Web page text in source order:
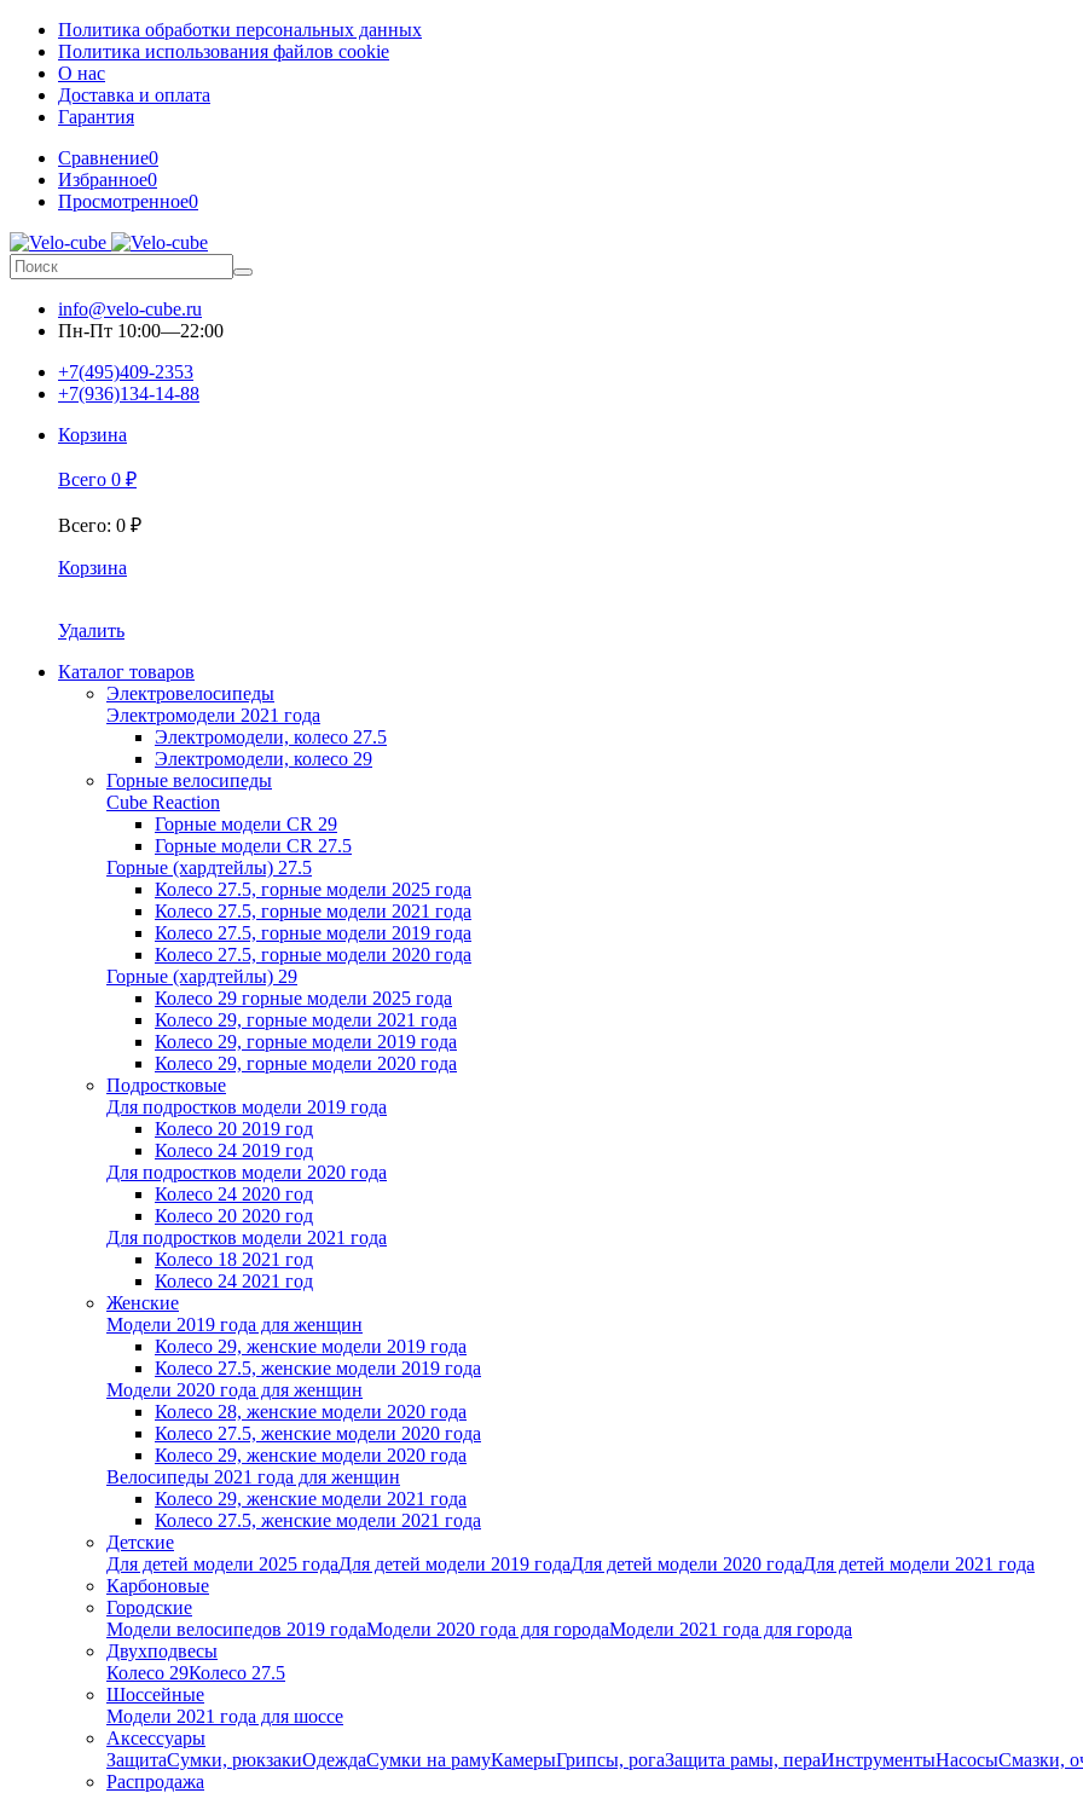
Политика обработки персональных данных
Политика использования файлов cookie
О нас
Доставка и оплата
Гарантия
Сравнение0
Избранное0
Просмотренное0
info@velo-cube.ru
Пн-Пт 10:00—22:00
+7(495)409-2353
+7(936)134-14-88
Корзина
Всего 0 ₽
Всего: 0 ₽
Корзина
Удалить
Каталог товаров
Электровелосипеды
Электромодели 2021 года
Электромодели, колесо 27.5
Электромодели, колесо 29
Горные велосипеды
Cube Reaction
Горные модели CR 29
Горные модели CR 27.5
Горные (хардтейлы) 27.5
Колесо 27.5, горные модели 2025 года
Колесо 27.5, горные модели 2021 года
Колесо 27.5, горные модели 2019 года
Колесо 27.5, горные модели 2020 года
Горные (хардтейлы) 29
Колесо 29 горные модели 2025 года
Колесо 29, горные модели 2021 года
Колесо 29, горные модели 2019 года
Колесо 29, горные модели 2020 года
Подростковые
Для подростков модели 2019 года
Колесо 20 2019 год
Колесо 24 2019 год
Для подростков модели 2020 года
Колесо 24 2020 год
Колесо 20 2020 год
Для подростков модели 2021 года
Колесо 18 2021 год
Колесо 24 2021 год
Женскиe
Модели 2019 года для женщин
Колесо 29, женские модели 2019 года
Колесо 27.5, женские модели 2019 года
Модели 2020 года для женщин
Колесо 28, женские модели 2020 года
Колесо 27.5, женские модели 2020 года
Колесо 29, женские модели 2020 года
Велосипеды 2021 года для женщин
Колесо 29, женские модели 2021 года
Колесо 27.5, женские модели 2021 года
Детские
Для детей модели 2025 годаДля детей модели 2019 годаДля детей модели 2020 годаДля детей модели 2021 года
Карбоновые
Городские
Модели велосипедов 2019 годаМодели 2020 года для городаМодели 2021 года для города
Двухподвесы
Колесо 29Колесо 27.5
Шоссейные
Модели 2021 года для шоссе
Аксессуары
ЗащитаСумки, рюкзакиОдеждаСумки на рамуКамерыГрипсы, рогаЗащита рамы, пераИнструментыНасосыСмазки,
Распродажа